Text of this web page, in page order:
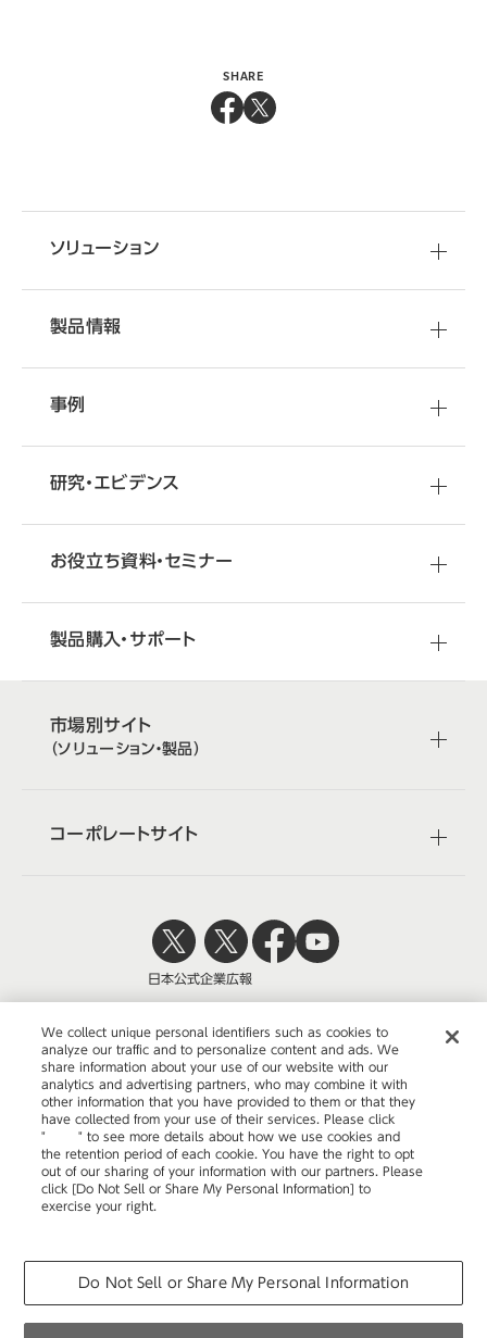
SHARE
ソリューション
製品情報
事例
研究・エビデンス
お役立ち資料・セミナー
製品購入・サポート
市場別サイト
（ソリューション・製品）
コーポレートサイト
株式会社オカムラ
ウェブサイトのご利用について
プライバシーポリシー
COPYRIGHT © OKAMURA CORPORATION. ALL RIGHTS RESERVED.
日本公式企業広報
We collect unique personal identifiers such as cookies to
analyze our traffic and to personalize content and ads. We
share information about your use of our website with our
analytics and advertising partners, who may combine it with
other information that you have provided to them or that they
have collected from your use of their services. Please click
"
here" to see more details about how we use cookies and
the retention period of each cookie. You have the right to opt
out of our sharing of your information with our partners. Please
click [Do Not Sell or Share My Personal Information] to
exercise your right.
Do Not Sell or Share My Personal Information